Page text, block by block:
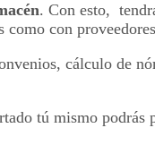
. Con esto,
con
cálculo de
tú mismo podrás